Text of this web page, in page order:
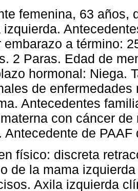
femenina, 63 años,
izquierda.
embarazo a término:
2 Paras. Edad de
hormonal: Niega.
de
Antecedentes
con cáncer
Antecedente de
físico: discreta
de la mama
Axila izquierda